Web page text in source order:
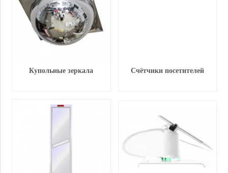
Купольные зеркала Счётчики посетителей